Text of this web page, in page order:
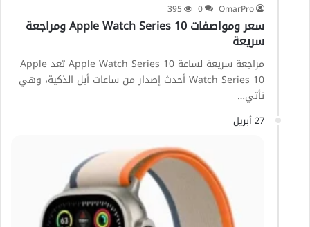
OmarPro
0
395
سعر ومواصفات Apple Watch Series 10 ومراجعة
سريعة
مراجعة سريعة لساعة Apple Watch Series 10 تعد Apple
Watch Series 10 أحدث إصدار من ساعات أبل الذكية، وهي
تأتي…
27 أبريل